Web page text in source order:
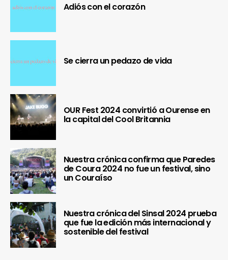
Adiós con el corazón
Se cierra un pedazo de vida
OUR Fest 2024 convirtió a Ourense en
la capital del Cool Britannia
Nuestra crónica confirma que Paredes
de Coura 2024 no fue un festival, sino
un Couraíso
Nuestra crónica del Sinsal 2024 prueba
que fue la edición más internacional y
sostenible del festival